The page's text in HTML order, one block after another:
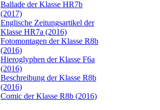
Ballade der Klasse HR7b
(2017)
Englische Zeitungsartikel der
Klasse HR7a (2016)
Fotomontagen der Klasse R8b
(2016)
Hieroglyphen der Klasse F6a
(2016)
Beschreibung der Klasse R8b
(2016)
Comic der Klasse R8b (2016)